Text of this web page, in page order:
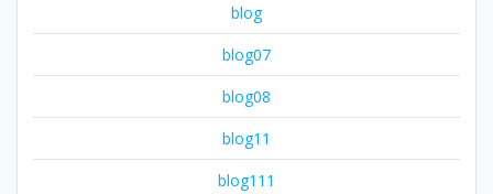
blog
blog07
blog08
blog11
blog111